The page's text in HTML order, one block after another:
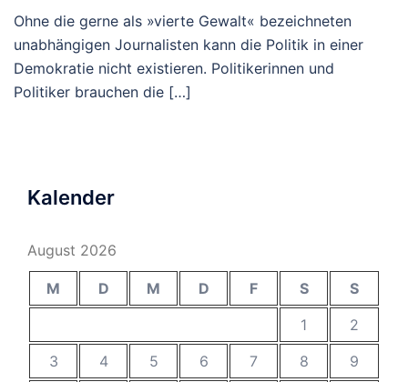
Ohne die gerne als »vierte Gewalt« bezeichneten
unabhängigen Journalisten kann die Politik in einer
Demokratie nicht existieren. Politikerinnen und
Politiker brauchen die […]
Kalender
August 2026
M D M D F S
S
1
2
3
4 5 6 7 8
9